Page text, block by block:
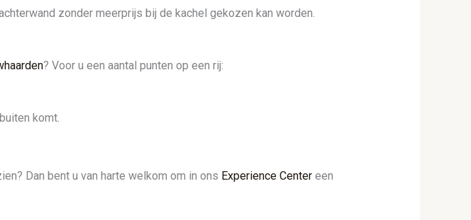
zonder meerprijs bij de kachel gekozen kan worden.
? Voor u een aantal punten op een rij:
komt.
Dan bent u van harte welkom om in ons Experience Centereen